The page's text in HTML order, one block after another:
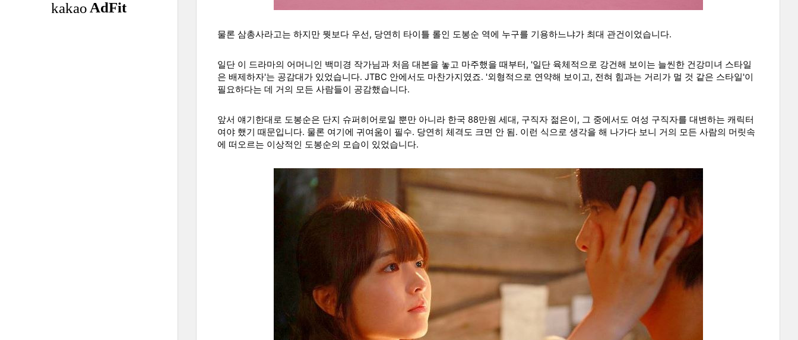
물론 삼총사라고는 하지만 뭣보다 우선, 당연히 타이틀 롤인 도봉순 역에 누구를 기용하느냐가 최대 관건이었습니다.
일단 이 드라마의 어머니인 백미경 작가님과 처음 대본을 놓고 마주했을 때부터, '일단 육체적으로 강건해 보이는 늘씬한 건강미녀 스타일
은 배제하자'는 공감대가 있었습니다. JTBC 안에서도 마찬가지였죠. '외형적으로 연약해 보이고, 전혀 힘과는 거리가 멀 것 같은 스타일'이
필요하다는 데 거의 모든 사람들이 공감했습니다.
앞서 얘기한대로 도봉순은 단지 슈퍼히어로일 뿐만 아니라 한국 88만원 세대, 구직자 젊은이, 그 중에서도 여성 구직자를 대변하는 캐릭터
여야 했기 때문입니다. 물론 여기에 귀여움이 필수. 당연히 체격도 크면 안 됨. 이런 식으로 생각을 해 나가다 보니 거의 모든 사람의 머릿속
에 떠오르는 이상적인 도봉순의 모습이 있었습니다.